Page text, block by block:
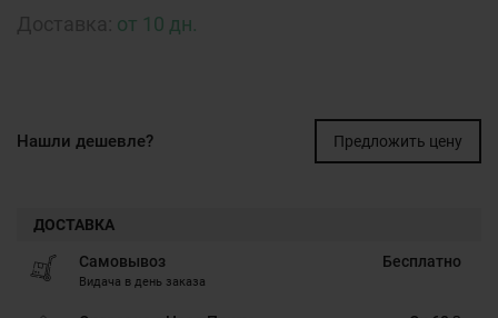
от 10 дн.
Нашли дешевле? Предложить цену
ДОСТАВКА
Самовывоз
Видача в день заказа
Бесплатно